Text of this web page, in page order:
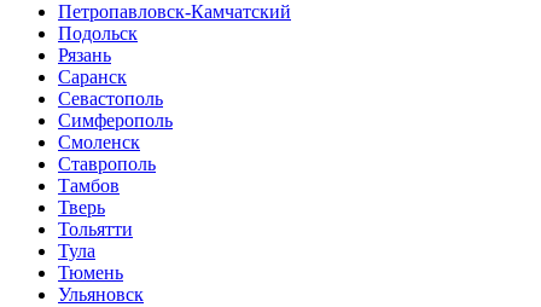
Петропавловск-Камчатский
Подольск
Рязань
Саранск
Севастополь
Симферополь
Смоленск
Ставрополь
Тамбов
Тверь
Тольятти
Тула
Тюмень
Ульяновск